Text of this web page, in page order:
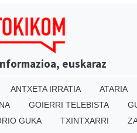
euskaraz
ANTXETA IRRATIA ATARIA
GOIERRI TELEBISTA
GUKA TXINTXARRI